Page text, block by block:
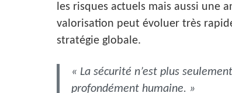
les risques actuels mais aussi une
valorisation peut évoluer très
stratégie globale.
« La sécurité n’est plus
profondément humaine. »